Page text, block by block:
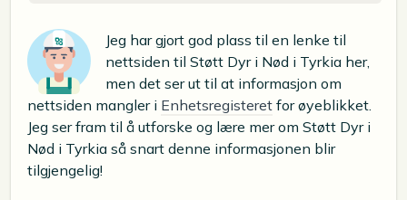
Jeg har gjort god plass til en lenke til
nettsiden til Støtt Dyr i Nød i Tyrkia her,
men det ser ut til at informasjon om
nettsiden mangler i Enhetsregisteret for øyeblikket.
Jeg ser fram til å utforske og lære mer om Støtt Dyr i
Nød i Tyrkia så snart denne informasjonen blir
tilgjengelig!